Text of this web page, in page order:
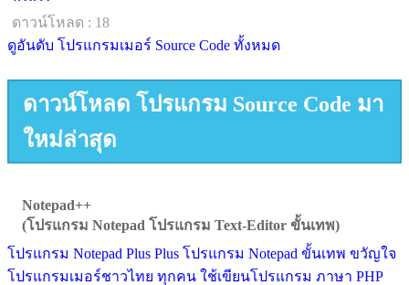
ดาวน์โหลด : 18
ดูอันดับ โปรแกรมเมอร์ Source Code ทั้งหมด
ดาวน์โหลด โปรแกรม Source Code มา
ใหม่ล่าสุด
Notepad++
(โปรแกรม Notepad โปรแกรม Text-Editor ขั้นเทพ)
โปรแกรม Notepad Plus Plus โปรแกรม Notepad ขั้นเทพ ขวัญใจ
โปรแกรมเมอร์ชาวไทย ทุกคน ใช้เขียนโปรแกรม ภาษา PHP